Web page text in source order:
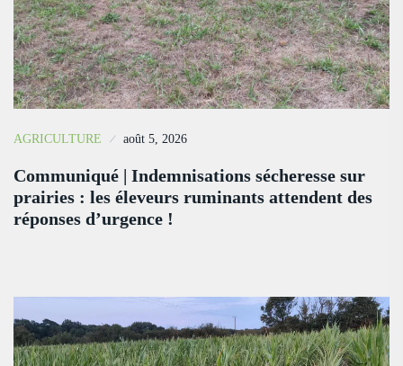
AGRICULTURE août 5, 2026
Communiqué | Indemnisations sécheresse sur
prairies : les éleveurs ruminants attendent des
réponses d’urgence !